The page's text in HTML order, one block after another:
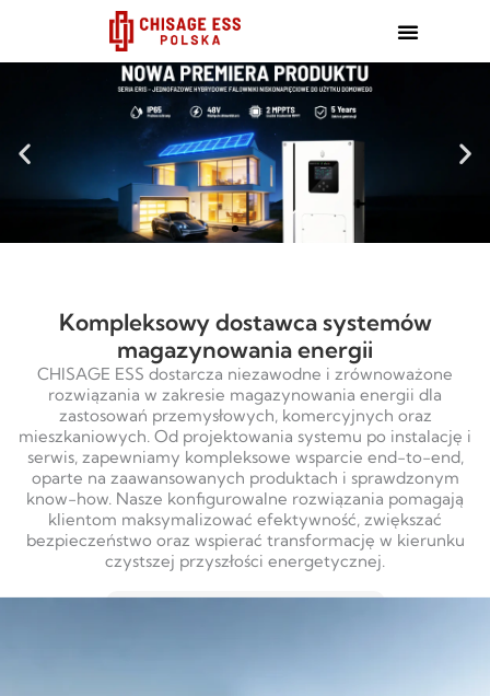
Kompleksowy dostawca systemów
magazynowania energii
CHISAGE ESS dostarcza niezawodne i zrównoważone
rozwiązania w zakresie magazynowania energii dla
zastosowań przemysłowych, komercyjnych oraz
mieszkaniowych. Od projektowania systemu po instalację i
serwis, zapewniamy kompleksowe wsparcie end-to-end,
oparte na zaawansowanych produktach i sprawdzonym
know-how. Nasze konfigurowalne rozwiązania pomagają
klientom maksymalizować efektywność, zwiększać
bezpieczeństwo oraz wspierać transformację w kierunku
czystszej przyszłości energetycznej.